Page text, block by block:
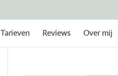
Tarieven Reviews Over mij